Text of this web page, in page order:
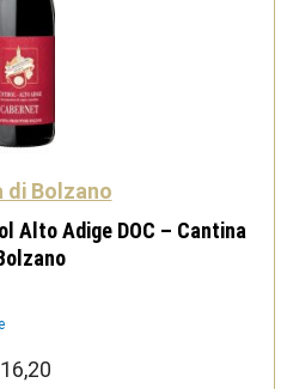
di Bolzano
Alto Adige DOC – Cantina
16,20